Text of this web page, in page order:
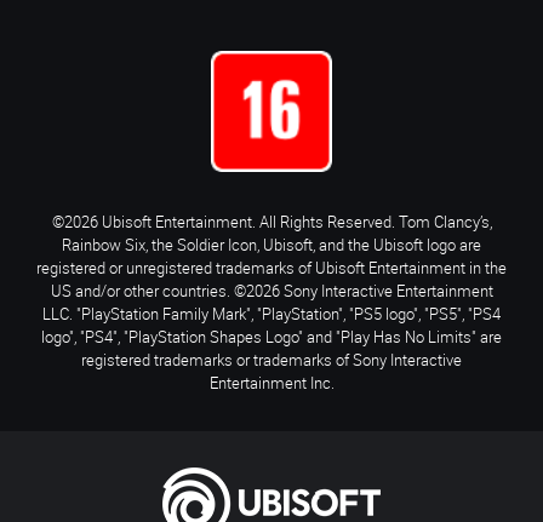
©2026 Ubisoft Entertainment. All Rights Reserved. Tom Clancy’s,
Rainbow Six, the Soldier Icon, Ubisoft, and the Ubisoft logo are
registered or unregistered trademarks of Ubisoft Entertainment in the
US and/or other countries. ©2026 Sony Interactive Entertainment
LLC. "PlayStation Family Mark", "PlayStation", "PS5 logo", "PS5", "PS4
logo", "PS4", "PlayStation Shapes Logo" and "Play Has No Limits" are
registered trademarks or trademarks of Sony Interactive
Entertainment Inc.